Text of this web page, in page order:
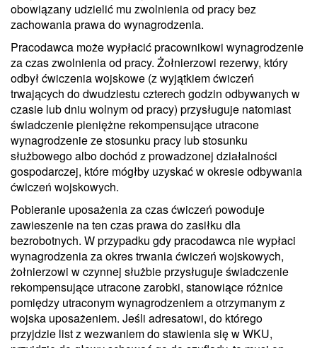
obowiązany udzielić mu zwolnienia od pracy bez
zachowania prawa do wynagrodzenia.
Pracodawca może wypłacić pracownikowi wynagrodzenie
za czas zwolnienia od pracy. Żołnierzowi rezerwy, który
odbył ćwiczenia wojskowe (z wyjątkiem ćwiczeń
trwających do dwudziestu czterech godzin odbywanych w
czasie lub dniu wolnym od pracy) przysługuje natomiast
świadczenie pieniężne rekompensujące utracone
wynagrodzenie ze stosunku pracy lub stosunku
służbowego albo dochód z prowadzonej działalności
gospodarczej, które mógłby uzyskać w okresie odbywania
ćwiczeń wojskowych.
Pobieranie uposażenia za czas ćwiczeń powoduje
zawieszenie na ten czas prawa do zasiłku dla
bezrobotnych. W przypadku gdy pracodawca nie wypłaci
wynagrodzenia za okres trwania ćwiczeń wojskowych,
żołnierzowi w czynnej służbie przysługuje świadczenie
rekompensujące utracone zarobki, stanowiące różnice
pomiędzy utraconym wynagrodzeniem a otrzymanym z
wojska uposażeniem. Jeśli adresatowi, do którego
przyjdzie list z wezwaniem do stawienia się w WKU,